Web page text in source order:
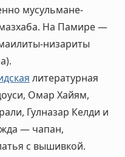
мусульмане-
На Памире —
низариты
литературная
Омар Хайям,
Гулназар Келди и
— чапан,
с вышивкой.